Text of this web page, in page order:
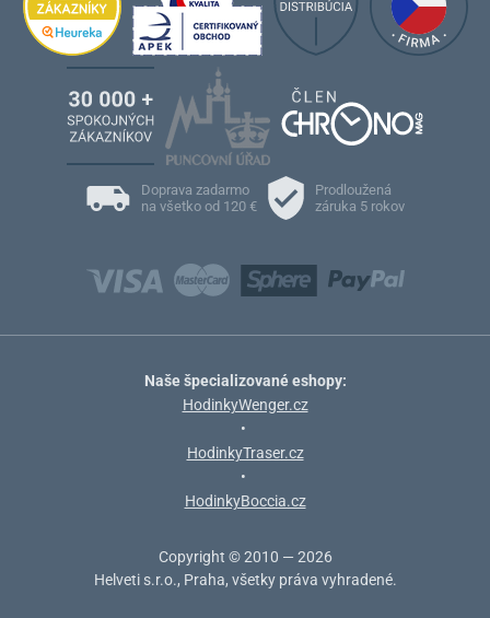
Doprava zadarmo
na všetko od 120 €
Prodloužená
záruka 5 rokov
Naše špecializované eshopy:
HodinkyWenger.cz
•
HodinkyTraser.cz
•
HodinkyBoccia.cz
Copyright © 2010 — 2026
Helveti s.r.o., Praha, všetky práva vyhradené.